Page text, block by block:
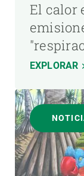
El calor
EXPLORAR